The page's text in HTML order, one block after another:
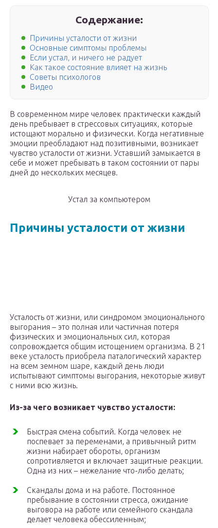
Содержание:
Причины усталости от жизни
Основные симптомы проблемы
Если устал, и ничего не радует
Как такое состояние влияет на жизнь
Советы психологов
Видео
В современном мире человек практически каждый
день пребывает в стрессовых ситуациях, которые
истощают морально и физически. Когда негативные
эмоции преобладают над позитивными, возникает
чувство усталости от жизни. Уставший замыкается в
себе и может пребывать в таком состоянии от пары
дней до нескольких месяцев.
Устал за компьютером
Причины усталости от жизни
Усталость от жизни, или синдромом эмоционального
выгорания – это полная или частичная потеря
физических и эмоциональных сил, которая
сопровождается общим истощением организма. В 21
веке усталость приобрела паталогический характер
на всем земном шаре, каждый день люди
испытывают симптомы выгорания, некоторые живут
с ними всю жизнь.
Из-за чего возникает чувство усталости:
Быстрая смена событий. Когда человек не
поспевает за переменами, а привычный ритм
жизни набирает обороты, организм
сопротивляется и включает защитные реакции.
Одна из них – нежелание что-либо делать;
Скандалы дома и на работе. Постоянное
пребывание в состоянии стресса, ожидание
выговора на работе или семейного скандала
делает человека обессиленным;